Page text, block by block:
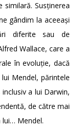
Susținerea
gândim la aceeași
diferite sau de
Wallace, care a
în evoluție, dacă
Mendel, părintele
a lui Darwin,
de către mai
lui… Mendel.